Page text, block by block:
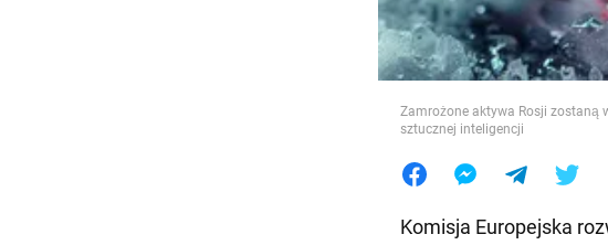
Zamrożone aktywa Rosji zostaną
sztucznej inteligencji
Komisja Europejska